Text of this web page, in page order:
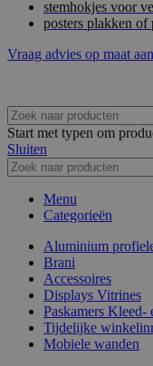
stemhokjes voor
posters plakken of
Vraag advies op maat aan
Start met typen om
Sluiten
Menu
Categorieën
Aluminium
Brani
Accessoires
Displays Vitrines
Paskamers Kleed-
Tijdelijke
Mobiele wanden